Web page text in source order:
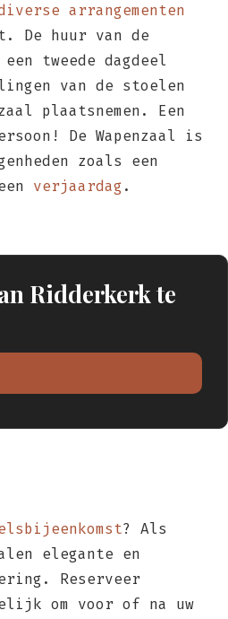
arrangementen
De huur van de
tweede dagdeel
van de stoelen
plaatsnemen. Een
De Wapenzaal is
zoals een
verjaardag .
Ridderkerk te
? Als
elegante en
Reserveer
om voor of na uw